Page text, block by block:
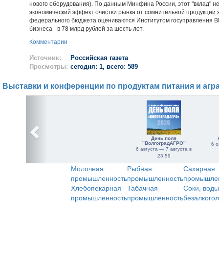
нового оборудования). По данным Минфина России, этот "вклад"
экономический эффект очистки рынка от сомнительной
федерального бюджета оцениваются Институтом госуправления
бизнеса - в 78 млрд рублей за шесть лет.
Комментарии
Источник:
Российская газета
Просмотры: сегодня: 1, всего: 589
Выставки и конференции по продуктам питания и
День поля
"ВолгоградАГРО"
6 августа — 7 августа в
23:59
6
Молочная
промышленность
Рыбная
промышленность
Сахарная
Хлебопекарная
промышленность
Табачная
промышленность
Соки,